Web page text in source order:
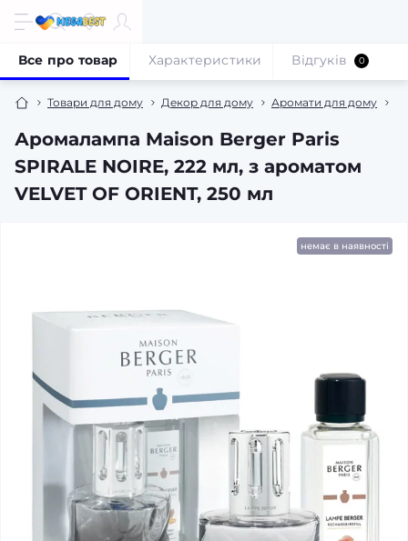
Товари для дому Декор для дому Аромати для дому
Аромалампа Maison Berger Paris
SPIRALE NOIRE, 222 мл, з ароматом
VELVET OF ORIENT, 250 мл
Все про товар Характеристики Відгуків 0
немає в наявності